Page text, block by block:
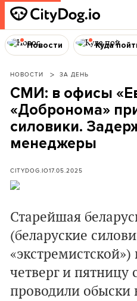
Новости Куда
НОВОСТИ ЗА ДЕНЬ
СМИ: в офисы
«Добронома»
силовики.
менеджеры
CITYDOG.IO17.05.2025
Старейшая
(беларуские
четверг и пятницу
проводили обыски